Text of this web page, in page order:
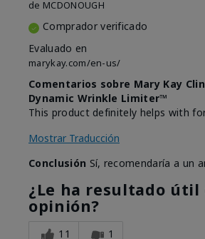
de MCDONOUGH
Comprador verificado
Evaluado en
marykay.com/en-us/
Comentarios sobre Mary Kay
Dynamic Wrinkle Limiter™
This product definitely helps with
Mostrar Traducción
Conclusión Sí, recomendaría a un
¿Le ha resultado útil
opinión?
11 1